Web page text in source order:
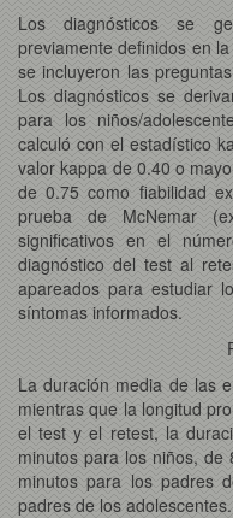
Los diagnósticos se
previamente definidos en
se incluyeron las
Los diagnósticos se
para los niños/
calculó con el estadístico
valor kappa de 0.40 o
de 0.75 como fiabilidad
prueba de McNemar
significativos en el
diagnóstico del test al
apareados para estudiar
síntomas informados.
La duración media de las
mientras que la longitud
el test y el retest, la
minutos para los niños, de
minutos para los padres
padres de los adolescentes.